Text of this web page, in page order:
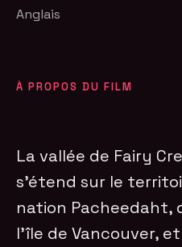
Anglais
À PROPOS DU FILM
La vallée de Fairy
s’étend sur le
nation Pacheedaht,
l’île de Vancouver,